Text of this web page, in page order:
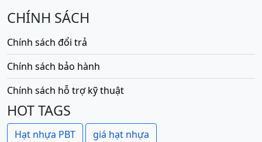
CHÍNH SÁCH
Chính sách đổi trả
Chính sách bảo hành
Chính sách hỗ trợ kỹ thuật
HOT TAGS
Hạt nhựa PBT giá hạt nhựa